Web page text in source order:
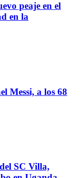
peaje en el
en la
Messi, a los 68
SC Villa,